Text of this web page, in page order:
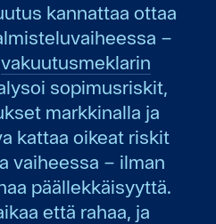
kannattaa ottaa
–
vakuutusmeklarin
sopimusriskit,
markkinalla ja
kattaa oikeat riskit
vaiheessa – ilman
päällekkäisyyttä.
että rahaa, ja